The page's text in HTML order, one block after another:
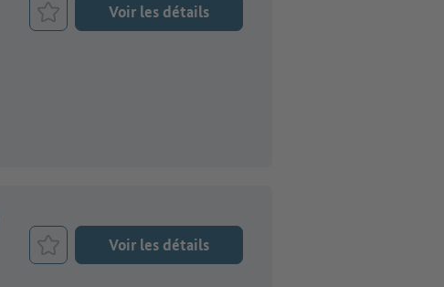
Retenir le job
Voir les détails
Retenir le job
Voir les détails